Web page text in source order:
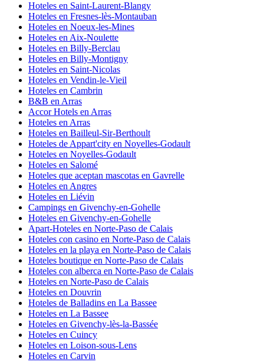
Hoteles en Saint-Laurent-Blangy
Hoteles en Fresnes-lès-Montauban
Hoteles en Noeux-les-Mines
Hoteles en Aix-Noulette
Hoteles en Billy-Berclau
Hoteles en Billy-Montigny
Hoteles en Saint-Nicolas
Hoteles en Vendin-le-Vieil
Hoteles en Cambrin
B&B en Arras
Accor Hotels en Arras
Hoteles en Arras
Hoteles en Bailleul-Sir-Berthoult
Hoteles de Appart'city en Noyelles-Godault
Hoteles en Noyelles-Godault
Hoteles en Salomé
Hoteles que aceptan mascotas en Gavrelle
Hoteles en Angres
Hoteles en Liévin
Campings en Givenchy-en-Gohelle
Hoteles en Givenchy-en-Gohelle
Apart-Hoteles en Norte-Paso de Calais
Hoteles con casino en Norte-Paso de Calais
Hoteles en la playa en Norte-Paso de Calais
Hoteles boutique en Norte-Paso de Calais
Hoteles con alberca en Norte-Paso de Calais
Hoteles en Norte-Paso de Calais
Hoteles en Douvrin
Hoteles de Balladins en La Bassee
Hoteles en La Bassee
Hoteles en Givenchy-lès-la-Bassée
Hoteles en Cuincy
Hoteles en Loison-sous-Lens
Hoteles en Carvin